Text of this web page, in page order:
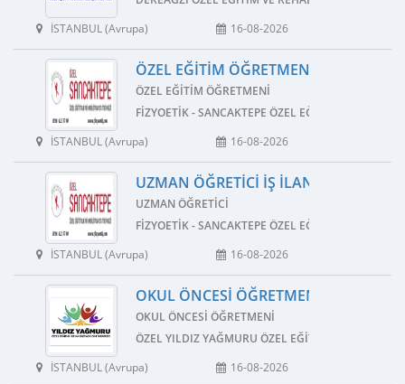
İSTANBUL (Avrupa)
16-08-2026
ÖZEL EĞITIM ÖĞRETMENI İŞ İLANI
ÖZEL EĞITIM ÖĞRETMENI
FIZYOETIK - SANCAKTEPE ÖZEL EĞITIM VE
İSTANBUL (Avrupa)
16-08-2026
UZMAN ÖĞRETICI İŞ İLANI
UZMAN ÖĞRETICI
FIZYOETIK - SANCAKTEPE ÖZEL EĞITIM VE
İSTANBUL (Avrupa)
16-08-2026
OKUL ÖNCESI ÖĞRETMENI İŞ İLANI
OKUL ÖNCESI ÖĞRETMENI
ÖZEL YILDIZ YAĞMURU ÖZEL EĞITIM VE
İSTANBUL (Avrupa)
16-08-2026